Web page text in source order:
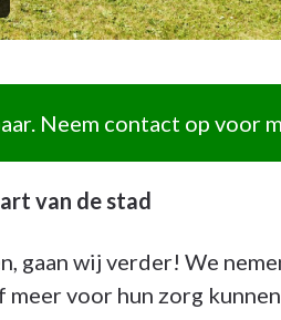
Neem contact op voor
van de stad
gaan wij verder! We
voor hun zorg